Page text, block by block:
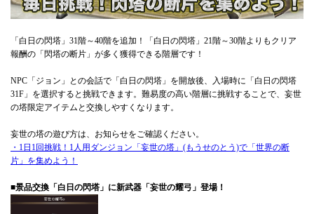
「白日の閃塔」31階～40階を追加！「白日の閃塔」21階～30階よりもクリア
報酬の「閃塔の断片」が多く獲得できる階層です！
NPC「ジョン」との会話で「白日の閃塔」を開放後、入場時に「白日の閃塔
31F」を選択すると挑戦できます。難易度の高い階層に挑戦することで、妄世
の塔限定アイテムと交換しやすくなります。
妄世の塔の遊び方は、お知らせをご確認ください。
・1日1回挑戦！1人用ダンジョン「妄世の塔」(もうせのとう)で「世界の断
片」を集めよう！
■景品交換「白日の閃塔」に新武器「妄世の耀弓」登場！